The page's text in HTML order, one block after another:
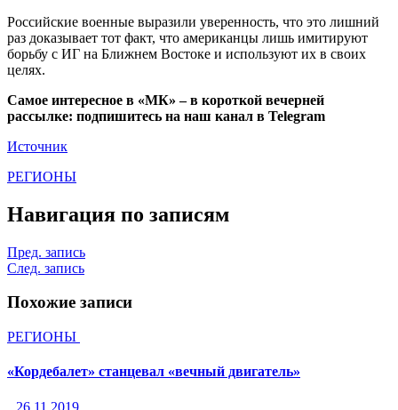
Российские военные выразили уверенность, что это лишний
раз доказывает тот факт, что американцы лишь имитируют
борьбу с ИГ на Ближнем Востоке и используют их в своих
целях.
Самое интересное в «МК» – в короткой вечерней
рассылке: подпишитесь на наш канал в Telegram
Источник
РЕГИОНЫ
Навигация по записям
Пред. запись
След. запись
Похожие записи
РЕГИОНЫ
«Кордебалет» станцевал «вечный двигатель»
26.11.2019